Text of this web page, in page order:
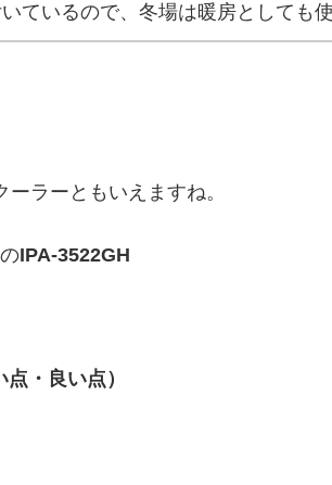
ているので、冬場は暖房としても使
ラーともいえますね。
IPA-3522GH
・良い点）